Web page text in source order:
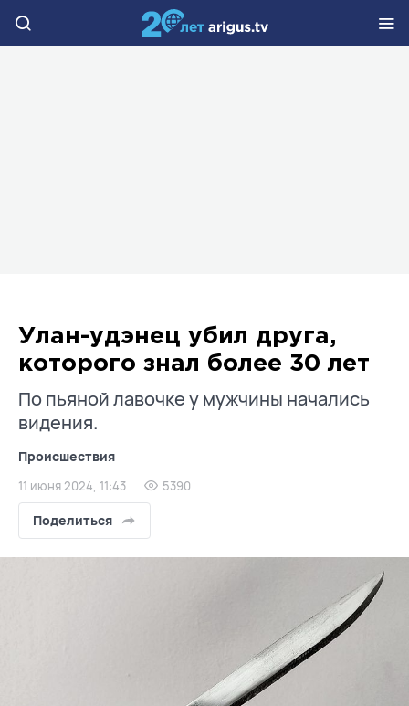
Улан-удэнец убил друга,
которого знал более 30 лет
По пьяной лавочке у мужчины начались
видения.
Происшествия
11 июня 2024, 11:43 5390
Поделиться